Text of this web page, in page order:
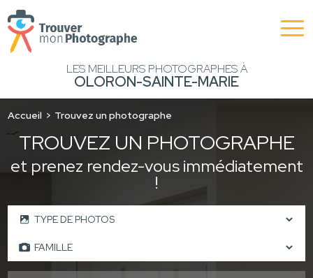
LES MEILLEURS PHOTOGRAPHES À
OLORON-SAINTE-MARIE
Accueil Trouvez un photographe
TROUVEZ UN PHOTOGRAPHE
et prenez rendez-vous immédiatement
!